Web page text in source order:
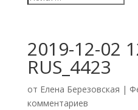
2019-12-02
RUS_4423
от Елена Березовская |
комментариев